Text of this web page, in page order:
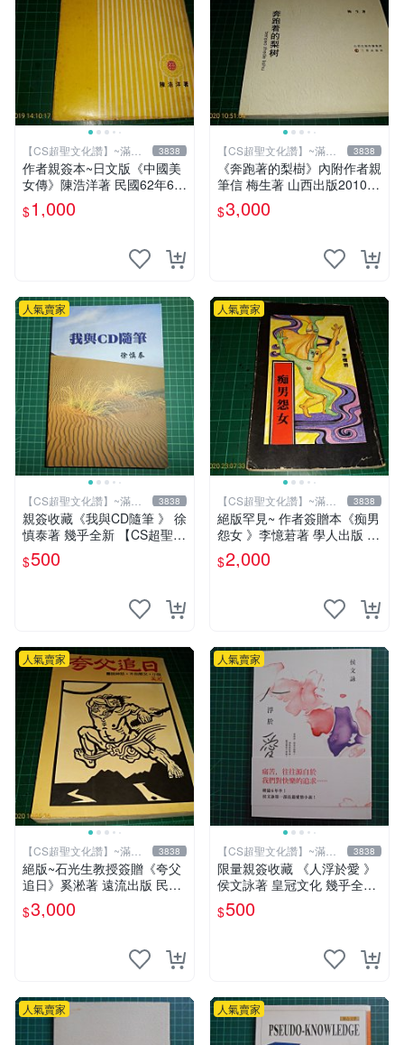
【CS超聖文化讚】~滿千
元送運
3838
作者親簽本~日文版《中國美
女傳》陳浩洋著 民國62年6月
出版 【CS超聖文化讚】
$1,000
【CS超聖文化讚】~滿千
元送運
3838
《奔跑著的梨樹》內附作者親
筆信 梅生著 山西出版2010年
第一版一刷 【CS超聖文化
讚】
$3,000
人氣賣家
【CS超聖文化讚】~滿千
元送運
3838
親簽收藏《我與CD隨筆 》 徐
慎泰著 幾乎全新 【CS超聖文
化2讚】
$500
人氣賣家
【CS超聖文化讚】~滿千
元送運
3838
絕版罕見~ 作者簽贈本《痴男
怨女 》李憶莙著 學人出版 19
90年初版 書側有微斑 【CS
超聖文化讚】
$2,000
人氣賣家
【CS超聖文化讚】~滿千
元送運
3838
絕版~石光生教授簽贈《夸父
追日》奚淞著 遠流出版 民國
70年初版 書側黃斑【CS超聖
文化讚】
$3,000
人氣賣家
【CS超聖文化讚】~滿千
元送運
3838
限量親簽收藏 《人浮於愛 》
侯文詠著 皇冠文化 幾乎全新
【 CS超聖文化2讚】
$500
人氣賣家 人氣賣家